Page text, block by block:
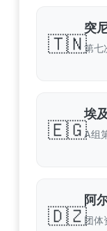
🇹🇳
突
第七
🇪🇬
埃
A组
🇩🇿
阿
团体